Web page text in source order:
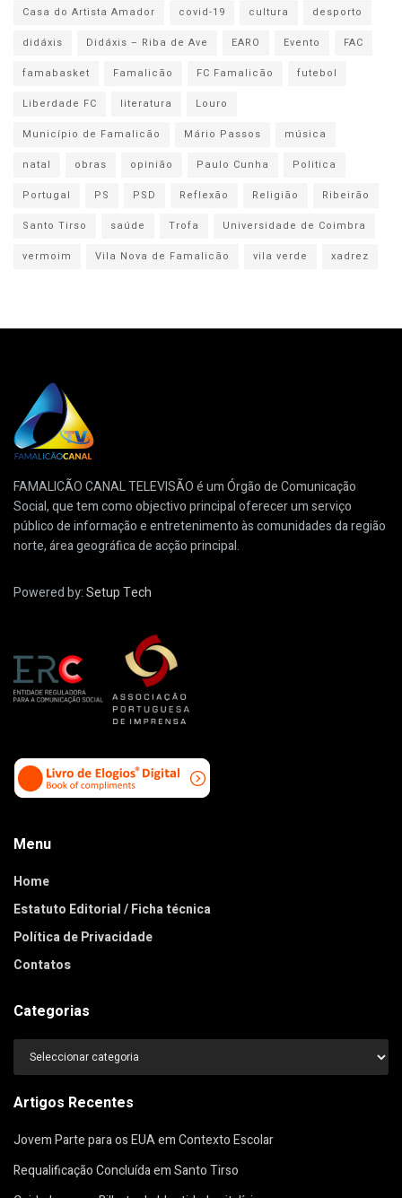
Casa do Artista Amador
covid-19 cultura
desporto
didáxis
Didáxis – Riba de Ave EARO Evento
FAC
famabasket
Famalicão FC Famalicão
futebol
Liberdade FC
literatura
Louro
Município de Famalicão
Mário Passos
música
natal
obras opinião Paulo Cunha
Politica
Portugal
PS PSD Reflexão Religião
Ribeirão
Santo Tirso
saúde Trofa
Universidade de Coimbra
vermoim
Vila Nova de Famalicão vila verde xadrez
FAMALICÃO CANAL TELEVISÃO é um Órgão de Comunicação
Social, que tem como objectivo principal oferecer um serviço
público de informação e entretenimento às comunidades da região
norte, área geográfica de acção principal.
Powered by:Setup Tech
Menu
Home
Estatuto Editorial / Ficha técnica
Política de Privacidade
Contatos
Categorias
Categorias
Artigos Recentes
Jovem Parte para os EUA em Contexto Escolar
Requalificação Concluída em Santo Tirso